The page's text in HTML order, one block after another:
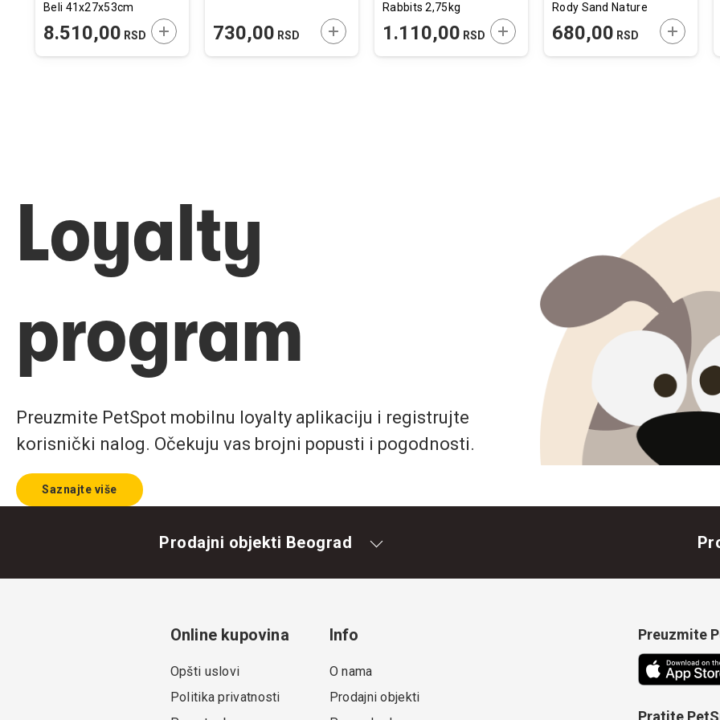
U KORPU
Beli 41x27x53cm
8.510,00 RSD DODAJTE U KORPU
730,00 RSD DODAJTE U KORPU
Rabbits 2,75kg
1.110,00 RSD DODAJTE U KORPU
Rody Sand Nature
680,00 RSD
Loyalty
program
Preuzmite PetSpot mobilnu loyalty aplikaciju i registrujte
korisnički nalog. Očekuju vas brojni popusti i pogodnosti.
Saznajte više
Prodajni objekti Beograd
Online kupovina
Opšti uslovi
Politika privatnosti
Info
O nama
Prodajni objekti
Preuzmite
Pratite